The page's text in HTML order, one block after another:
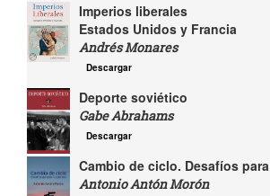
Imperios liberales
Estados Unidos y Francia
Andrés Monares
Descargar
Deporte soviético
Gabe Abrahams
Descargar
Cambio de ciclo. Desafíos
Antonio Antón Morón